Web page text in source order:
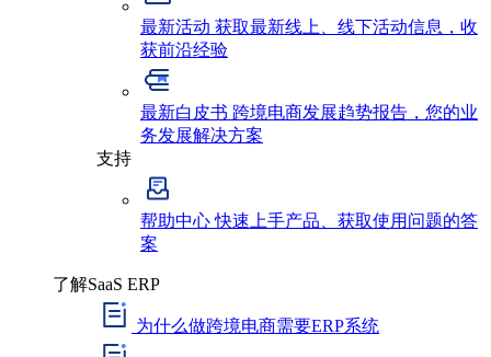
最新活动 获取最新线上、线下活动信息，收
获前沿经验
最新白皮书 跨境电商发展趋势报告，您的业
务发展解决方案
支持
帮助中心快速上手产品、获取使用问题的答
案
了解SaaS ERP
为什么做跨境电商需要ERP系统